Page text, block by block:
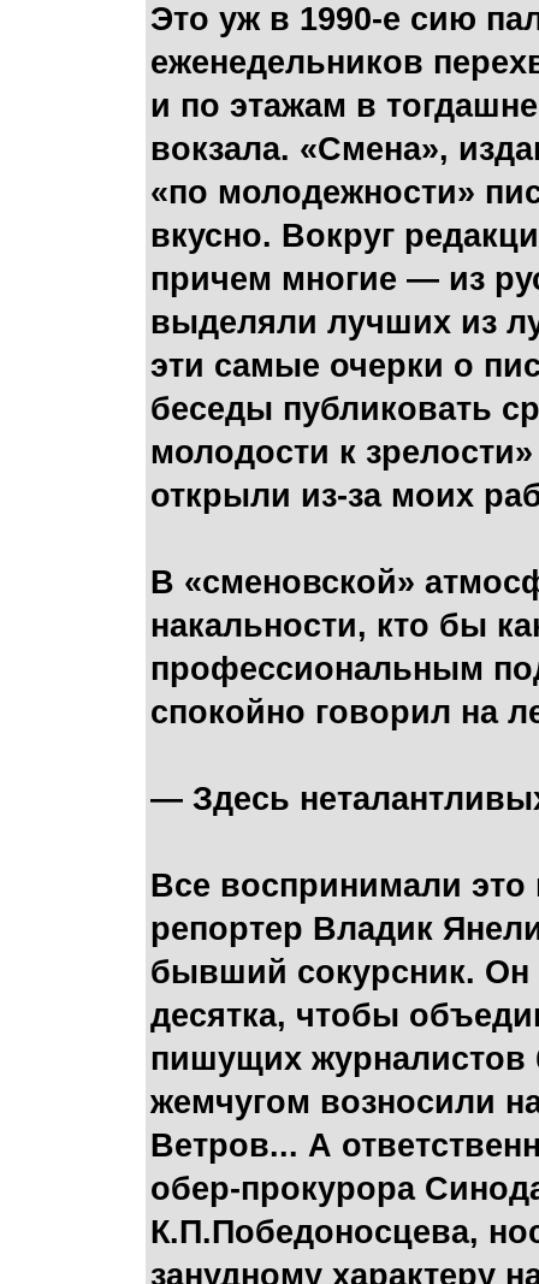
Это уж в 1990-е сию
еженедельников
и по этажам в
вокзала. «Смена»,
«по молодежности»
вкусно. Вокруг
причем многие — из
выделяли лучших из
эти самые очерки о
беседы публиковать
молодости к
открыли из-за моих
В «сменовской»
накальности, кто бы
профессиональным
спокойно говорил на
— Здесь
Все воспринимали
репортер Владик
бывший сокурсник. Он
десятка, чтобы
пишущих
жемчугом возносили
Ветров... А
обер-прокурора
К.П.Победоносцева,
занудному характеру